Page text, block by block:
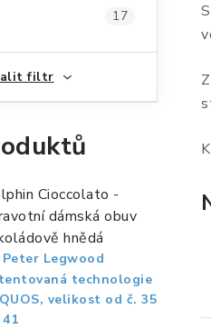
17
filtr
Cioccolato -
dámská obuv
hnědá
Peter Legwood
technologie
velikost od č. 35